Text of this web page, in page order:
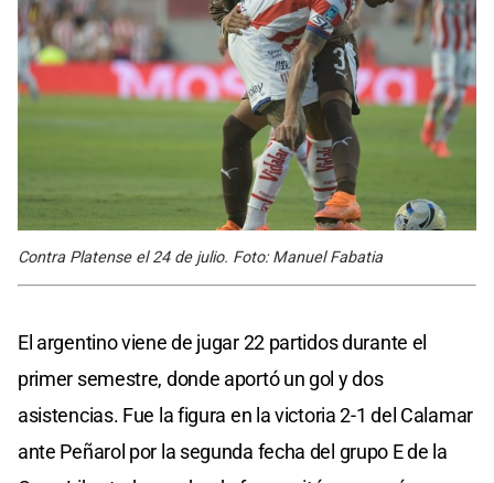
Contra Platense el 24 de julio. Foto: Manuel Fabatia
El argentino viene de jugar 22 partidos durante el
primer semestre, donde aportó un gol y dos
asistencias. Fue la figura en la victoria 2-1 del Calamar
ante Peñarol por la segunda fecha del grupo E de la